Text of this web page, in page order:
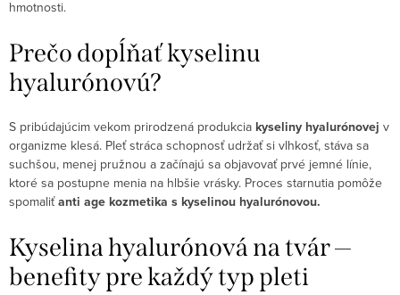
hmotnosti.
Prečo dopĺňať kyselinu
hyalurónovú?
S pribúdajúcim vekom prirodzená produkcia kyseliny hyalurónovej v
organizme klesá. Pleť stráca schopnosť udržať si vlhkosť, stáva sa
suchšou, menej pružnou a začínajú sa objavovať prvé jemné línie,
ktoré sa postupne menia na hlbšie vrásky. Proces starnutia pomôže
spomaliťanti age kozmetika s kyselinou hyalurónovou.
Kyselina hyalurónová na tvár —
benefity pre každý typ pleti